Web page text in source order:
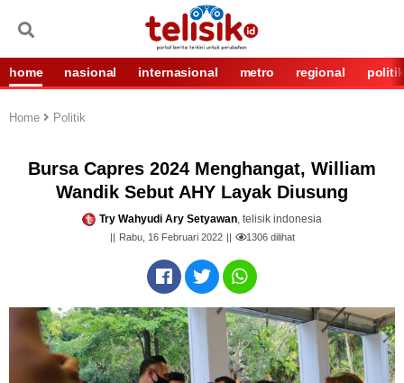
home nasional internasional metro regional politik
Home Politik
Bursa Capres 2024 Menghangat, William
Wandik Sebut AHY Layak Diusung
Try Wahyudi Ary Setyawan, telisik indonesia
Rabu, 16 Februari 2022 1306dilihat